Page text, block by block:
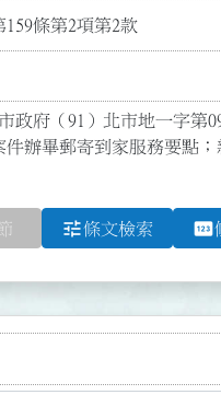
條第2項第2款
政府（91）北市地一字第
件辦畢郵寄到家服務要點
tune條文檢索 pin